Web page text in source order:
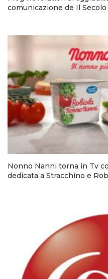
comunicazione de Il Secolo
Nonno Nanni torna in Tv
dedicata a Stracchino e